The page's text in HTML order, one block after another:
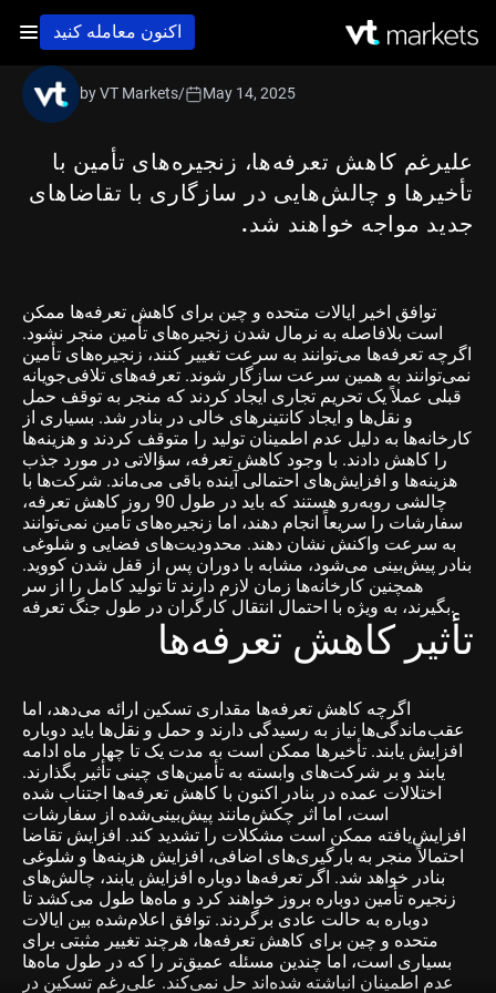
اکنون معامله کنید
علیرغم کاهش تعرفه‌ها، زنجیره‌های تأمین با
تأخیرها و چالش‌هایی در سازگاری با تقاضاهای
جدید مواجه خواهند شد.
by VT Markets/ May 14, 2025
توافق اخیر ایالات متحده و چین برای کاهش تعرفه‌ها ممکن
است بلافاصله به نرمال شدن زنجیره‌های تأمین منجر نشود.
اگرچه تعرفه‌ها می‌توانند به سرعت تغییر کنند، زنجیره‌های تأمین
نمی‌توانند به همین سرعت سازگار شوند. تعرفه‌های تلافی‌جویانه
قبلی عملاً یک تحریم تجاری ایجاد کردند که منجر به توقف حمل
و نقل‌ها و ایجاد کانتینرهای خالی در بنادر شد. بسیاری از
کارخانه‌ها به دلیل عدم اطمینان تولید را متوقف کردند و هزینه‌ها
را کاهش دادند. با وجود کاهش تعرفه، سؤالاتی در مورد جذب
هزینه‌ها و افزایش‌های احتمالی آینده باقی می‌ماند. شرکت‌ها با
چالشی روبه‌رو هستند که باید در طول 90 روز کاهش تعرفه،
سفارشات را سریعاً انجام دهند، اما زنجیره‌های تأمین نمی‌توانند
به سرعت واکنش نشان دهند. محدودیت‌های فضایی و شلوغی
بنادر پیش‌بینی می‌شود، مشابه با دوران پس از قفل شدن کووید.
همچنین کارخانه‌ها زمان لازم دارند تا تولید کامل را از سر
بگیرند، به ویژه با احتمال انتقال کارگران در طول جنگ تعرفه.
تأثیر کاهش تعرفه‌ها
اگرچه کاهش تعرفه‌ها مقداری تسکین ارائه می‌دهد، اما
عقب‌ماندگی‌ها نیاز به رسیدگی دارند و حمل و نقل‌ها باید دوباره
افزایش یابند. تأخیرها ممکن است به مدت یک تا چهار ماه ادامه
یابند و بر شرکت‌های وابسته به تأمین‌های چینی تأثیر بگذارند.
اختلالات عمده در بنادر اکنون با کاهش تعرفه‌ها اجتناب شده
است، اما اثر چکش‌مانند پیش‌بینی‌شده از سفارشات
افزایش‌یافته ممکن است مشکلات را تشدید کند. افزایش تقاضا
احتمالاً منجر به بارگیری‌های اضافی، افزایش هزینه‌ها و شلوغی
بنادر خواهد شد. اگر تعرفه‌ها دوباره افزایش یابند، چالش‌های
زنجیره تأمین دوباره بروز خواهند کرد و ماه‌ها طول می‌کشد تا
دوباره به حالت عادی برگردند. توافق اعلام‌شده بین ایالات
متحده و چین برای کاهش تعرفه‌ها، هرچند تغییر مثبتی برای
بسیاری است، اما چندین مسئله عمیق‌تر را که در طول ماه‌ها
عدم اطمینان انباشته شده‌اند حل نمی‌کند. علی‌رغم تسکین در